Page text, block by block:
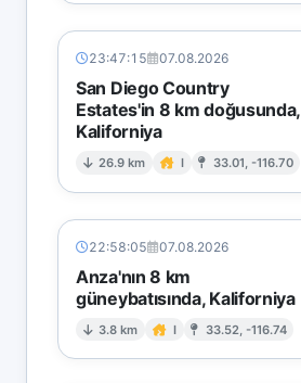
23:47:15 07.08.2026
San Diego Country
Estates'in 8 km doğusunda,
Kaliforniya
26.9 km I 33.01, -116.70
22:58:05 07.08.2026
Anza'nın 8 km
güneybatısında, Kaliforniya
3.8 km I 33.52, -116.74